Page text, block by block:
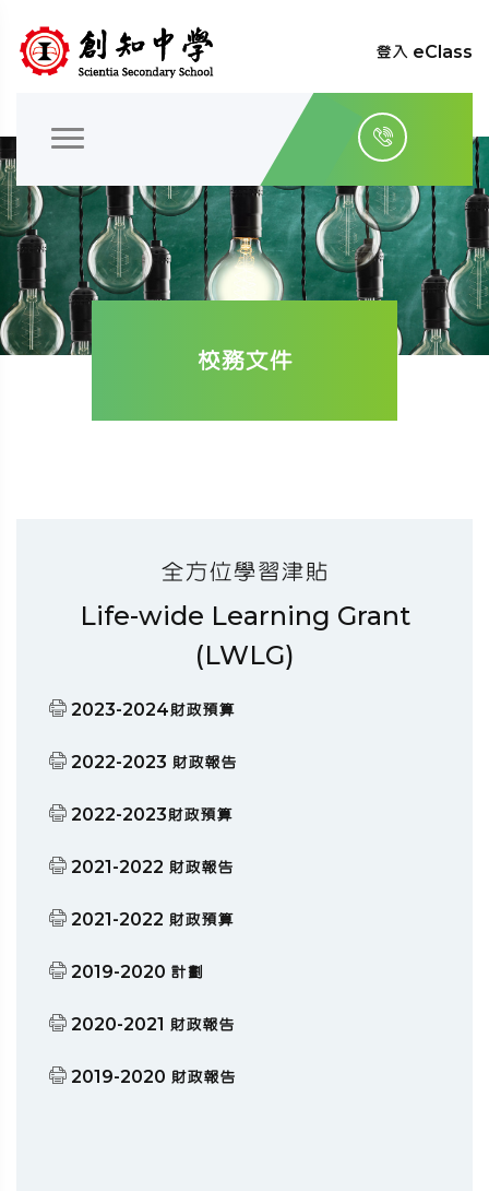
登入 eClass
校務文件
全方位學習津貼
Life-wide Learning Grant
(LWLG)
2023-2024財政預算
2022-2023 財政報告
2022-2023財政預算
2021-2022 財政報告
2021-2022 財政預算
2019-2020 計劃
2020-2021 財政報告
2019-2020 財政報告